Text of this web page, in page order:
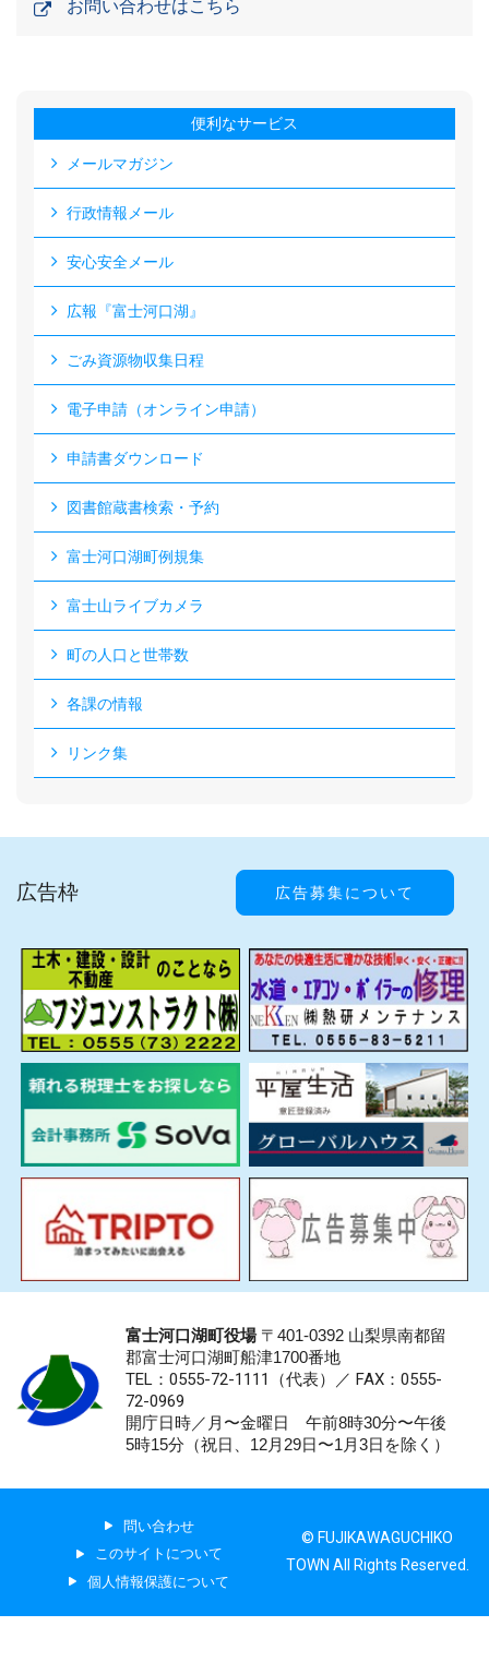
お問い合わせはこちら
便利なサービス
メールマガジン
行政情報メール
安心安全メール
広報『富士河口湖』
ごみ資源物収集日程
電子申請（オンライン申請）
申請書ダウンロード
図書館蔵書検索・予約
富士河口湖町例規集
富士山ライブカメラ
町の人口と世帯数
各課の情報
リンク集
広告枠 広告募集について
富士河口湖町役場〒401-0392 山梨県南都留
郡富士河口湖町船津1700番地
TEL：0555-72-1111 （代表）／ FAX：0555-
72-0969
開庁日時／月〜金曜日 午前8時30分〜午後
5時15分（祝日、12月29日〜1月3日を除く）
問い合わせ
このサイトについて
個人情報保護について
© FUJIKAWAGUCHIKO
TOWN All Rights Reserved.